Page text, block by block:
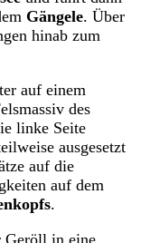
Gängele. Über
hinab zum
auf einem
des
linke Seite
ausgesetzt
auf die
auf dem
.
Geröll in eine